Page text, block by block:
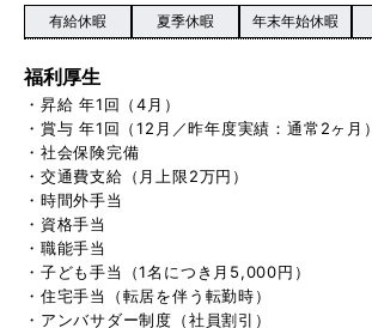
有給休暇 夏季休暇 年末年始休暇
福利厚生
・昇給 年1回（4月）
・賞与 年1回（12月／昨年度実績：通常2ヶ月）
・社会保険完備
・交通費支給（月上限2万円）
・時間外手当
・資格手当
・職能手当
・子ども手当（1名につき月5,000円）
・住宅手当（転居を伴う転勤時）
・アンバサダー制度（社員割引）